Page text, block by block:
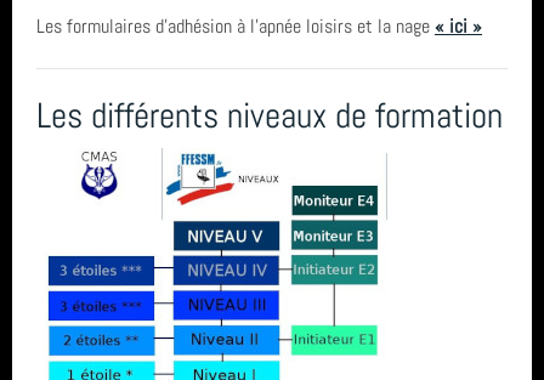
Les formulaires d'adhésion à l'apnée loisirs et la nage« ici »
Les différents niveaux de formation